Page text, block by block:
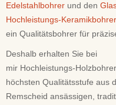
Edelstahlbohrer und den
Hochleistungs-Keramikbohrer
ein Qualitätsbohrer für
Deshalb erhalten Sie bei
mir Hochleistungs-
höchsten Qualitätsstufe aus
Remscheid ansässigen,